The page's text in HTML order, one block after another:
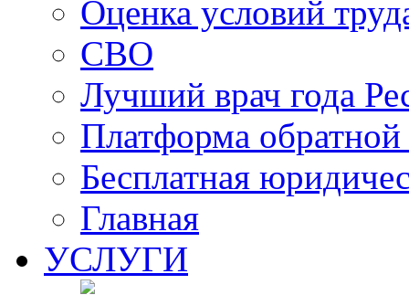
Оценка условий
СВО
Лучший врач года
Платформа
Бесплатная
Главная
УСЛУГИ